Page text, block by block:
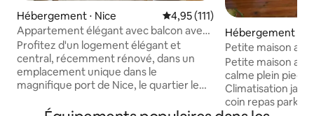
Hébergement ⋅ Nice Évaluation moyenne sur la
4,95 (111)
Appartement élégant avec balcon avec
vue sur la mer
Profitez d'un logement élégant et
central, récemment rénové, dans un
emplacement unique dans le
magnifique port de Nice, le quartier le
bienvenus. Distances : à proximité de
Hébergement ⋅
-Mer
Petite maison
pied
Petite maison
calme plein pied et mezzanine
Climatisation jardin ombragé/barbecue -
coin repas parking devant maison 2